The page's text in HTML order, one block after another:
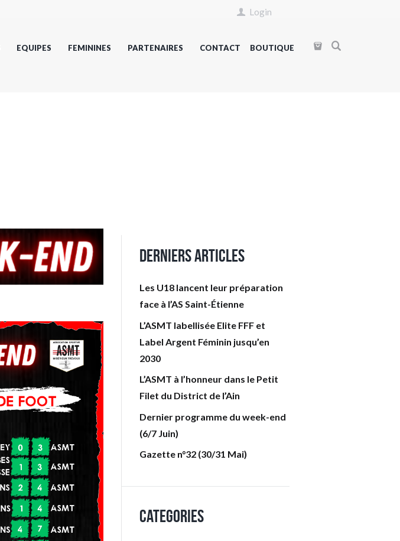
Login
EQUIPES FEMININES PARTENAIRES CONTACT BOUTIQUE
Derniers articles
Les U18 lancent leur préparation
face à l’AS Saint-Étienne
L’ASMT labellisée Elite FFF et
Label Argent Féminin jusqu’en
2030
L’ASMT à l’honneur dans le Petit
Filet du District de l’Ain
Dernier programme du week-end
(6/7 Juin)
Gazette n°32 (30/31 Mai)
Categories